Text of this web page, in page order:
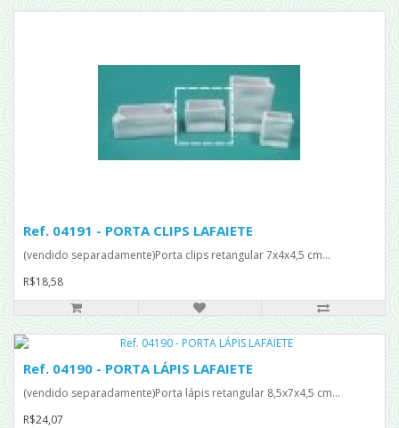
Ref. 04191 - PORTA CLIPS LAFAIETE
(vendido separadamente)Porta clips retangular 7x4x4,5 cm...
R$18,58
Ref. 04190 - PORTA LÁPIS LAFAIETE
(vendido separadamente)Porta lápis retangular 8,5x7x4,5 cm...
R$24,07